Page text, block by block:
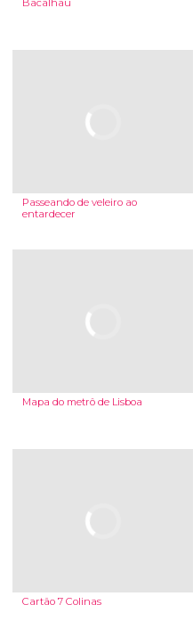
Bacalhau
Passeando de veleiro ao
entardecer
Mapa do metrô de Lisboa
Cartão 7 Colinas